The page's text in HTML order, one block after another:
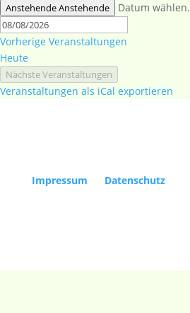
AnstehendeAnstehende Datum wählen.
Vorherige Veranstaltungen
Heute
NächsteVeranstaltungen
Veranstaltungen als iCal exportieren
Impressum
Datenschutz